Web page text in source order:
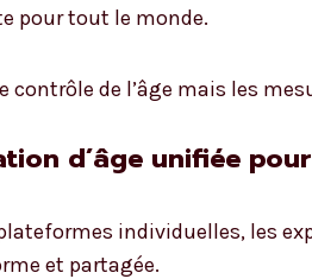
pour tout le monde.
contrôle de l’âge mais les
d’âge unifiée
individuelles, les
et partagée.